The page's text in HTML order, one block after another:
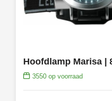
Hoofdlamp Marisa |
3550op voorraad